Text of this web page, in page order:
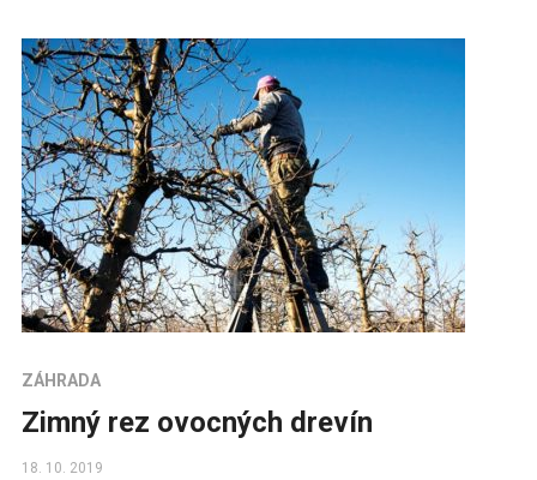
ZÁHRADA
Zimný rez ovocných drevín
18. 10. 2019